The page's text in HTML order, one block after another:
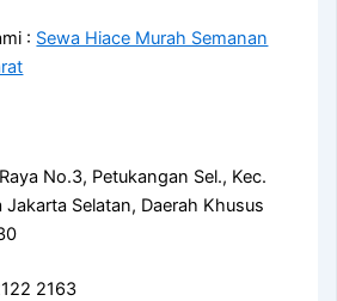
: Sewa Hiace Murah Semanan
No.3, Petukangan Sel., Kec.
Selatan, Daerah Khusus
2163